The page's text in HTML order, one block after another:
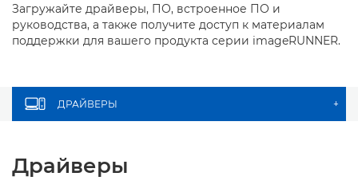
Загружайте драйверы, ПО, встроенное ПО и
руководства, а также получите доступ к материалам
поддержки для вашего продукта серии imageRUNNER.
ДРАЙВЕРЫ +
Драйверы